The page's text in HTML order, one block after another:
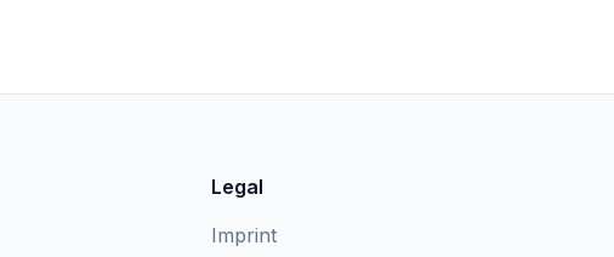
Legal
Imprint